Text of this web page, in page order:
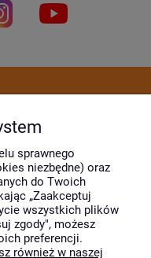
sprawnego
niezbędne) oraz
do Twoich
„Zaakceptuj
wszystkich plików
zgody", możesz
preferencji.
również w naszej